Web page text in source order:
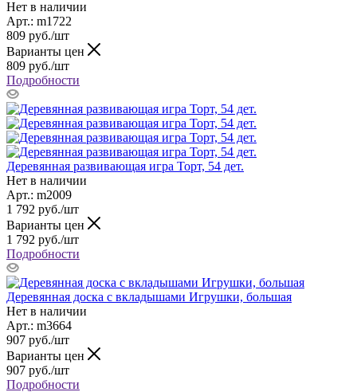
Нет в наличии
Арт.: m1722
809 руб./шт
Варианты цен
809 руб./шт
Подробности
Деревянная развивающая игра Торт, 54 дет.
Нет в наличии
Арт.: m2009
1 792 руб./шт
Варианты цен
1 792 руб./шт
Подробности
Деревянная доска с вкладышами Игрушки, большая
Нет в наличии
Арт.: m3664
907 руб./шт
Варианты цен
907 руб./шт
Подробности